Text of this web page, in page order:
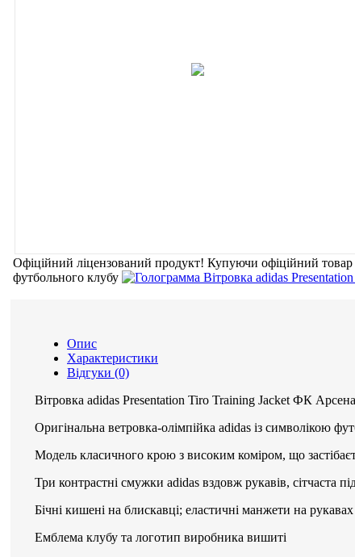
Офіційний ліцензований продукт! Купуючи офіційний товар
футбольного клубу
Опис
Характеристики
Відгуки (0)
Вітровка adidas Presentation Tiro Training Jacket ФК
Оригінальна ветровка-олімпійка adidas із символікою
Модель класичного крою з високим коміром, що
Три контрастні смужки adidas вздовж рукавів, сітчаста
Бічні кишені на блискавці; еластичні манжети на
Емблема клубу та логотип виробника вишиті